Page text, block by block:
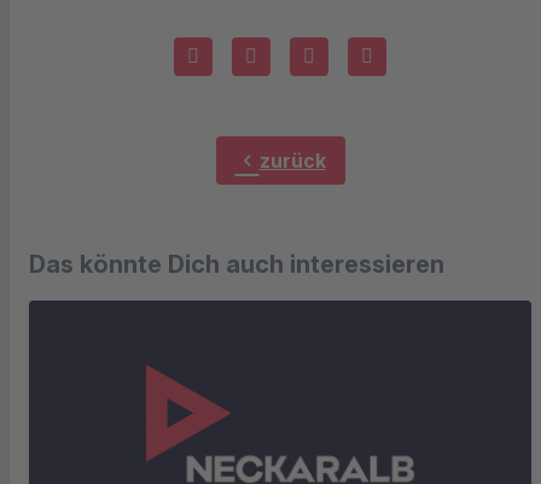
chevron_left zurück
Das könnte Dich auch interessieren